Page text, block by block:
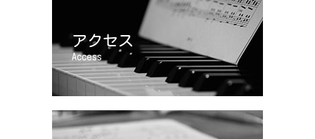
アクセス
Access